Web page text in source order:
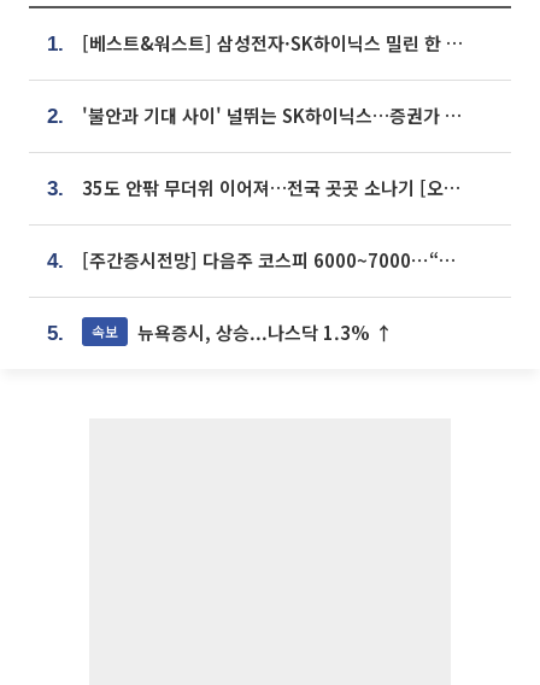
1. [베스트&워스트] 삼성전자·SK하이닉스 밀린 한 주…상상인증권은 85% 급등
2. '불안과 기대 사이' 널뛰는 SK하이닉스…증권가 "HBM4·LTA 기반 펀터멘털 견고"
3. 35도 안팎 무더위 이어져…전국 곳곳 소나기 [오늘 날씨]
4. [주간증시전망] 다음주 코스피 6000~7000⋯“外人 수급은 정책이 변수”
5. 속보 뉴욕증시, 상승...나스닥 1.3% ↑